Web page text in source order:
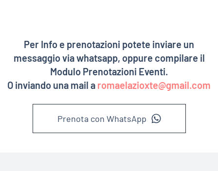
Per Info e prenotazioni potete inviare un
messaggio via whatsapp, oppure compilare il
Modulo Prenotazioni Eventi.
O inviando una mail a romaelazioxte@gmail.com
Prenota con WhatsApp